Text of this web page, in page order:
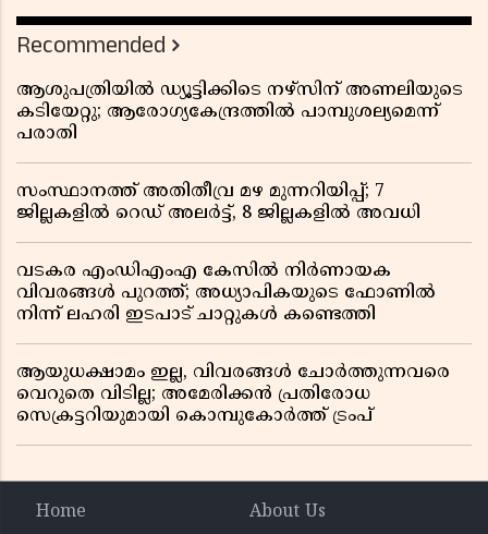
Recommended
ആശുപത്രിയിൽ ഡ്യൂട്ടിക്കിടെ നഴ്സിന് അണലിയുടെ
കടിയേറ്റു; ആരോഗ്യകേന്ദ്രത്തിൽ പാമ്പുശല്യമെന്ന്
പരാതി
സംസ്ഥാനത്ത് അതിതീവ്ര മഴ മുന്നറിയിപ്പ്; 7
ജില്ലകളിൽ റെഡ് അലർട്ട്, 8 ജില്ലകളിൽ അവധി
വടകര എംഡിഎംഎ കേസിൽ നിർണായക
വിവരങ്ങൾ പുറത്ത്; അധ്യാപികയുടെ ഫോണിൽ
നിന്ന് ലഹരി ഇടപാട് ചാറ്റുകൾ കണ്ടെത്തി
ആയുധക്ഷാമം ഇല്ല, വിവരങ്ങൾ ചോർത്തുന്നവരെ
വെറുതെ വിടില്ല; അമേരിക്കൻ പ്രതിരോധ
സെക്രട്ടറിയുമായി കൊമ്പുകോർത്ത് ട്രംപ്
Home
About Us